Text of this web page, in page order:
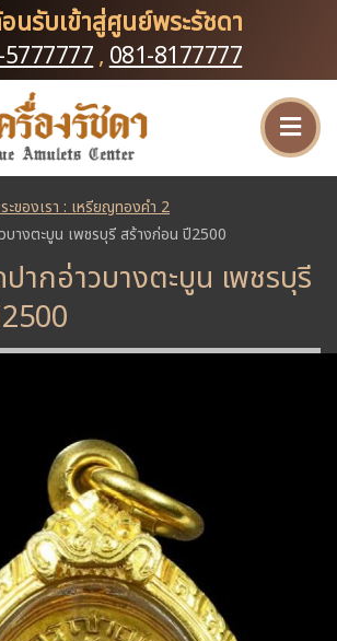
นรับเข้าสู่ศูนย์พระรัชดา
, 081-8177777
ะของเรา : เหรียญทองคำ 2
างตะบูน เพชรบุรี สร้างก่อน ปี2500
ากอ่าวบางตะบูน เพชรบุรี